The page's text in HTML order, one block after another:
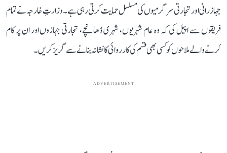
جہاز رانی اور تجارتی سرگرمیوں کی مسلسل حمایت کرتی رہی ہے۔ وزارتِ خارجہ نے تمام
فریقوں سے اپیل کی کہ وہ عام شہریوں، شہری ڈھانچے، تجارتی جہازوں اور ان پر کام
کرنے والے ملاحوں کو کسی بھی قسم کی کارروائی کا نشانہ بنانے سے گریز کریں۔
ADVERTISEMENT